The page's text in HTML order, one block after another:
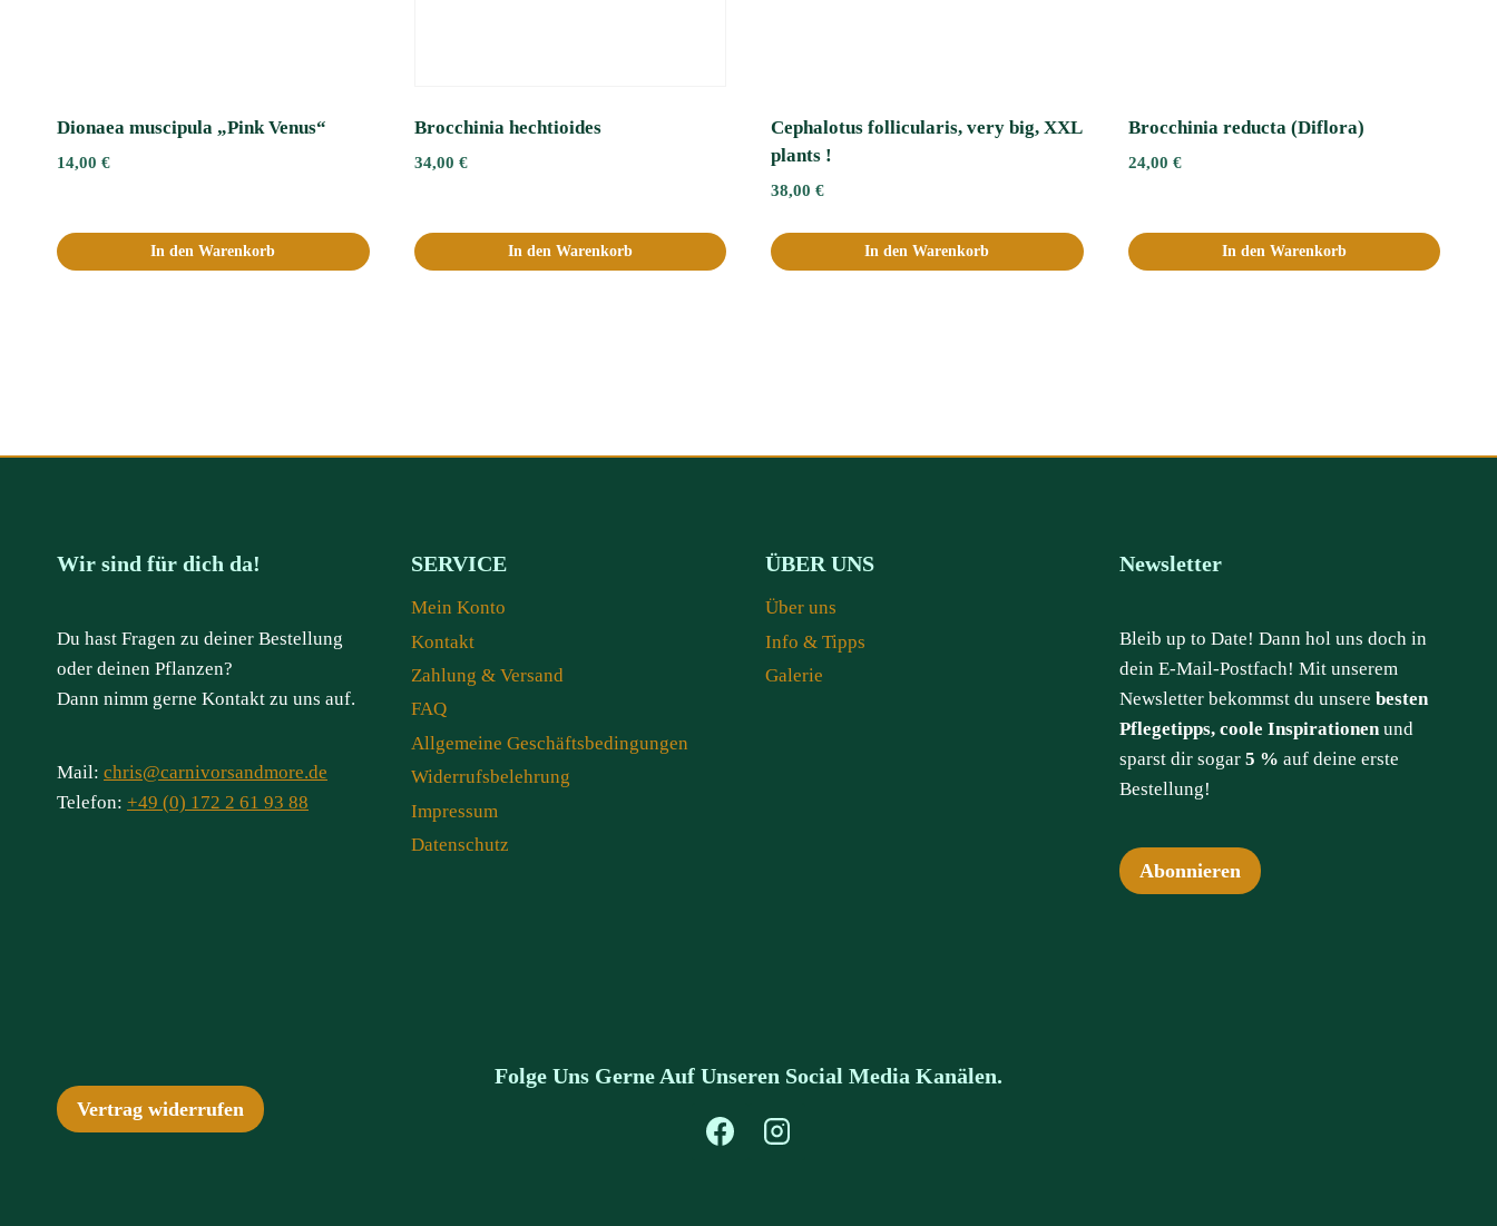
Dionaea muscipula „Pink Venus“
14,00 €
In den Warenkorb
Brocchinia hechtioides
34,00 €
In den Warenkorb
Cephalotus follicularis, very big, XXL
plants !
38,00 €
In den Warenkorb
Brocchinia reducta (Diflora)
24,00 €
In den Warenkorb
Wir sind für dich da!
Du hast Fragen zu deiner Bestellung
oder deinen Pflanzen?
Dann nimm gerne Kontakt zu uns auf.
Mail: chris@carnivorsandmore.de
Telefon: +49 (0) 172 2 61 93 88
SERVICE
Mein Konto
Kontakt
Zahlung & Versand
FAQ
Allgemeine Geschäftsbedingungen
Widerrufsbelehrung
Impressum
Datenschutz
ÜBER UNS
Über uns
Info & Tipps
Galerie
Newsletter
Bleib up to Date! Dann hol uns doch in
dein E-Mail-Postfach! Mit unserem
Newsletter bekommst du unsere besten
Pflegetipps, coole Inspirationen und
sparst dir sogar 5 % auf deine erste
Bestellung!
Abonnieren
Vertrag widerrufen
Folge Uns Gerne Auf Unseren Social Media Kanälen.